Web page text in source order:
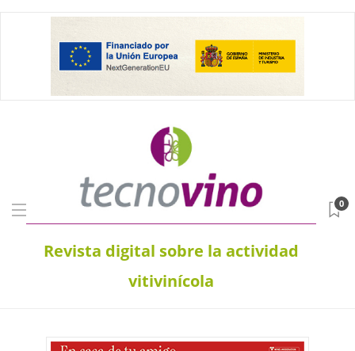
Revista digital sobre la actividad
vitivinícola
0